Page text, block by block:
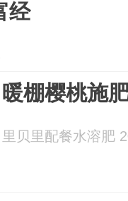
经
暖棚樱桃施
里贝里配餐水溶肥